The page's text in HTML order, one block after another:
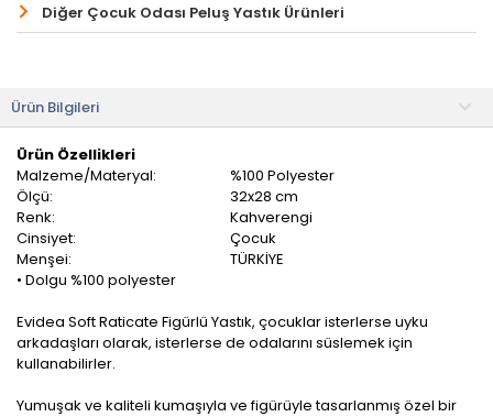
Diğer Çocuk Odası Peluş Yastık Ürünleri
Ürün Bilgileri
Ürün Özellikleri
Malzeme/Materyal:
%100 Polyester
Ölçü:
32x28 cm
Renk:
Kahverengi
Cinsiyet:
Çocuk
Menşei:
TÜRKİYE
• Dolgu %100 polyester
Evidea Soft Raticate Figürlü Yastık, çocuklar isterlerse uyku
arkadaşları olarak, isterlerse de odalarını süslemek için
kullanabilirler.
Yumuşak ve kaliteli kumaşıyla ve figürüyle tasarlanmış özel bir